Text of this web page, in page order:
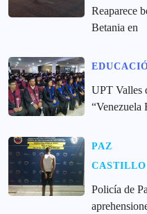
Reaparece
Betania en
UPT Valles
“Venezuela
PAZ
CASTILLO
‎Policía de